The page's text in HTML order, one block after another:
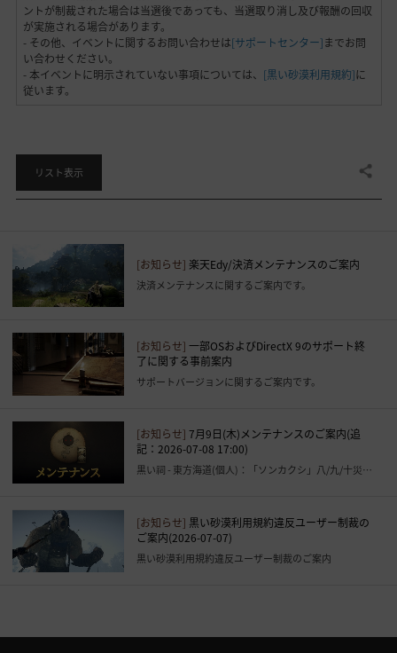
ントが制裁された場合は当選後であっても、当選取り消し及び報酬の回収
が実施される場合があります。
- その他、イベントに関するお問い合わせは[サポートセンター]までお問
い合わせください。
- 本イベントに明示されていない事項については、 [黒い砂漠利用規約]に
従います。
リスト表示 共有する
[お知らせ] 楽天Edy/決済メンテナンスのご案内
決済メンテナンスに関するご案内です。
[お知らせ] 一部OSおよびDirectX 9のサポート終
了に関する事前案内
サポートバージョンに関するご案内です。
[お知らせ] 7月9日(木)メンテナンスのご案内(追
記：2026-07-08 17:00)
黒い祠 - 東方海道(個人)：「ソンカクシ」八/九/十災シニの難易度追加など
[お知らせ] 黒い砂漠利用規約違反ユーザー制裁の
ご案内(2026-07-07)
黒い砂漠利用規約違反ユーザー制裁のご案内